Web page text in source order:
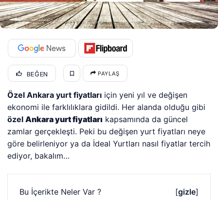
BEĞEN PAYLAŞ
Özel Ankara yurt fiyatları için yeni yıl ve değişen
ekonomi ile farklılıklara gidildi. Her alanda olduğu gibi
özelAnkara yurt fiyatları kapsamında da güncel
zamlar gerçekleşti. Peki bu değişen yurt fiyatları neye
göre belirleniyor ya da İdeal Yurtları nasıl fiyatlar tercih
ediyor, bakalım…
Bu İçerikte Neler Var ? [gizle]